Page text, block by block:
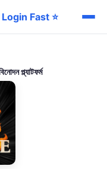
Login Fast ⭐
প্ল্যাটফর্ম